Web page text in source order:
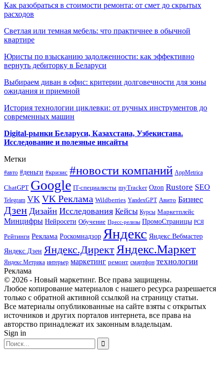
Как разобраться в стоимости ремонта: от смет до скрытых
расходов
Светлая или темная мебель: что практичнее в обычной
квартире
Юристы по взысканию задолженности: как эффективно
вернуть дебиторку в Беларуси
Выбираем диван в офис: критерии долговечности для зоны
ожидания и приемной
История технологии циклевки: от ручных инструментов до
современных машин
Digital-рынки Беларуси, Казахстана, Узбекистана.
Исследование и полезные инсайты
Метки
#авто #деньги #кризис #новости компаний AppMetrica
ChatGPT Google IT-специалисты myTracker Ozon Rustore SEO
Telegram VK VK Реклама Wildberries YandexGPT Авито Бизнес
Дзен Дизайн Исследования Кейсы Курсы Маркетплейс
Минцифры Нейросети Обучение Пресс-релизы ПромоСтраницы РСЯ
Рейтинги Реклама Роскомнадзор Яндекс Яндекс.Вебмастер
Яндекс.Дзен Яндекс.ДиректЯндекс.Маркет
Яндекс.Метрика интерьер маркетинг ремонт смартфон технологии
Реклама
© 2026 - Новый маркетинг. Все права защищены.
Любое копирование материалов с нашего ресурса разрешается
только с обратной активной ссылкой на страницу статьи.
Все материалы опубликованные на сайте взяты с открытых
источников и других порталов интернета, все права на
авторство принадлежат их законным владельцам.
Sign in